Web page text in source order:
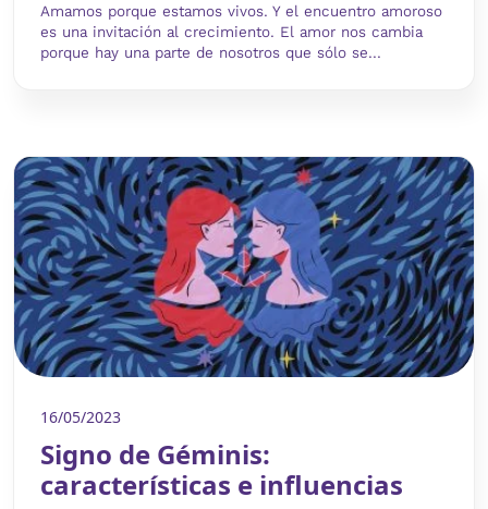
Amamos porque estamos vivos. Y el encuentro amoroso
es una invitación al crecimiento. El amor nos cambia
porque hay una parte de nosotros que sólo se...
16/05/2023
Signo de Géminis:
características e influencias